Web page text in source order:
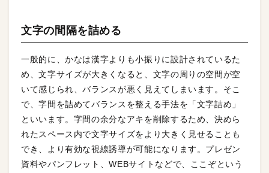
文字の間隔を詰める
一般的に、かなは漢字よりも小振りに設計されているた
め、文字サイズが大きくなると、文字の周りの空間が空
いて感じられ、バランスが悪く見えてしまいます。そこ
で、字間を詰めてバランスを整える手法を「文字詰め」
といいます。字間の余分なアキを削除するため、決めら
れたスペース内で文字サイズをより大きく見せることも
でき、より有効な視線誘導が可能になります。プレゼン
資料やパンフレット、WEBサイトなどで、ここぞという